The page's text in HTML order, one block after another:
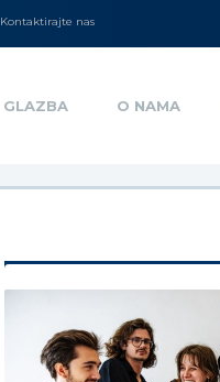
Kontaktirajte nas
GLAZBA O NAMA